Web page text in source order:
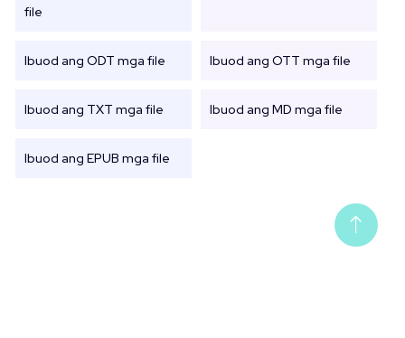
file
Ibuod ang ODT mga file Ibuod ang OTT mga file
Ibuod ang TXT mga file Ibuod ang MD mga file
Ibuod ang EPUB mga file